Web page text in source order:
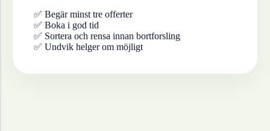
✅ Begär minst tre offerter
✅ Boka i god tid
✅ Sortera och rensa innan bortforsling
✅ Undvik helger om möjligt